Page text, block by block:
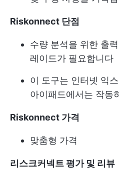
Riskonnect 단점
수량 분석을 위한 출
레이드가 필요합니다
이 도구는 인터넷 익
아이패드에서는 작동
Riskonnect 가격
맞춤형 가격
리스크커넥트 평가 및 리뷰